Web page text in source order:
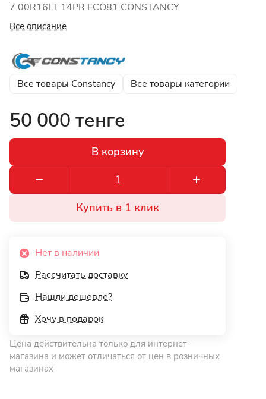
7.00R16LT 14PR ECO81 CONSTANCY
Все описание
Все товары Constancy Все товары категории
50 000 тенге
В корзину
Купить в 1 клик
Нет в наличии
Рассчитать доставку
Нашли дешевле?
Хочу в подарок
Цена действительна только для интернет-
магазина и может отличаться от цен в розничных
магазинах